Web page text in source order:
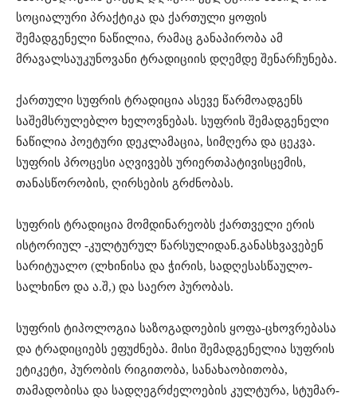
სოციალური პრაქტიკა და ქართული ყოფის
შემადგენელი ნაწილია, რამაც განაპირობა ამ
მრავალსაუკუნოვანი ტრადიციის დღემდე შენარჩუნება.
ქართული სუფრის ტრადიცია ასევე წარმოადგენს
საშემსრულებლო ხელოვნებას. სუფრის შემადგენელი
ნაწილია პოეტური დეკლამაცია, სიმღერა და ცეკვა.
სუფრის პროცესი აღვივებს ურიერთპატივისცემის,
თანასწორობის, ღირსების გრძნობას.
სუფრის ტრადიცია მომდინარეობს ქართველი ერის
ისტორიულ -კულტურულ წარსულიდან.განასხვავებენ
სარიტუალო (ლხინისა და ჭირის, სადღესასწაულო-
სალხინო და ა.შ,) და საერო პურობას.
სუფრის ტიპოლოგია საზოგადოების ყოფა-ცხოვრებასა
და ტრადიციებს ეფუძნება. მისი შემადგენელია სუფრის
ეტიკეტი, პურობის რიგითობა, სანახაობითობა,
თამადობისა და სადღეგრძელოების კულტურა, სტუმარ-